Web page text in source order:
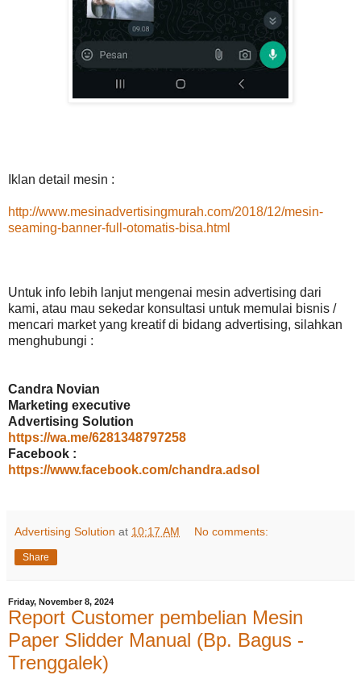
Iklan detail mesin :
http://www.mesinadvertisingmurah.com/2018/12/mesin-
seaming-banner-full-otomatis-bisa.html
Untuk info lebih lanjut mengenai mesin advertising dari
kami, atau mau sekedar konsultasi untuk memulai bisnis /
mencari market yang kreatif di bidang advertising, silahkan
menghubungi :
Candra Novian
Marketing executive
Advertising Solution
https://wa.me/6281348797258
Facebook :
https://www.facebook.com/chandra.adsol
Advertising Solution at 10:17 AM No comments:
Share
Friday, November 8, 2024
Report Customer pembelian Mesin
Paper Slidder Manual (Bp. Bagus -
Trenggalek)